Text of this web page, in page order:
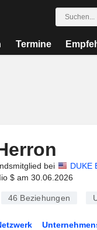
Termine
bei
DUKE
$ am 30.06.2026
46 Beziehungen